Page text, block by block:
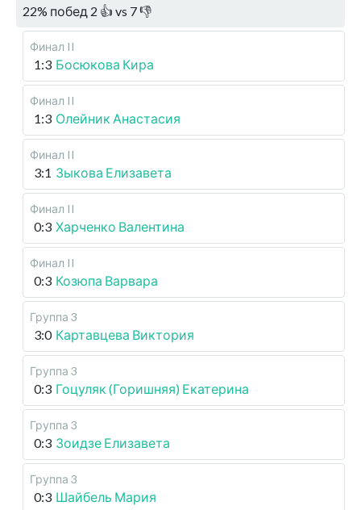
22% побед 2 👍 vs 7👎
Финал II
1:3 Босюкова Кира
Финал II
1:3 Олейник Анастасия
Финал II
3:1 Зыкова Елизавета
Финал II
0:3 Харченко Валентина
Финал II
0:3 Козюпа Варвара
Группа 3
3:0 Картавцева Виктория
Группа 3
0:3 Гоцуляк (Горишняя) Екатерина
Группа 3
0:3 Зоидзе Елизавета
Группа 3
0:3 Шайбель Мария